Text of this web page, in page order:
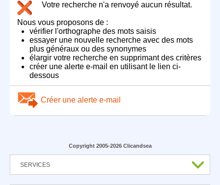
Votre recherche n'a renvoyé aucun résultat.
Nous vous proposons de :
vérifier l'orthographe des mots saisis
essayer une nouvelle recherche avec des mots
plus généraux ou des synonymes
élargir votre recherche en supprimant des critères
créer une alerte e-mail en utilisant le lien ci-
dessous
Créer une alerte e-mail
Copyright 2005-2026 Clicandsea
SERVICES